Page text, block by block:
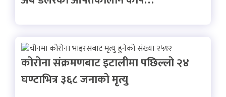
कोरोना संक्रमणबाट इटालीमा पछिल्लो २४
घण्टाभित्र ३६८ जनाको मृत्यु